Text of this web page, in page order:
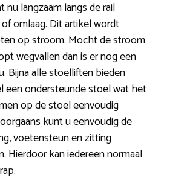
nu langzaam langs de rail
omlaag. Dit artikel wordt
op stroom. Mocht de stroom
wegvallen dan is er nog een
Bijna alle stoelliften bieden
een ondersteunde stoel wat het
op de stoel eenvoudig
kunt u eenvoudig de
voetensteun en zitting
Hierdoor kan iedereen normaal